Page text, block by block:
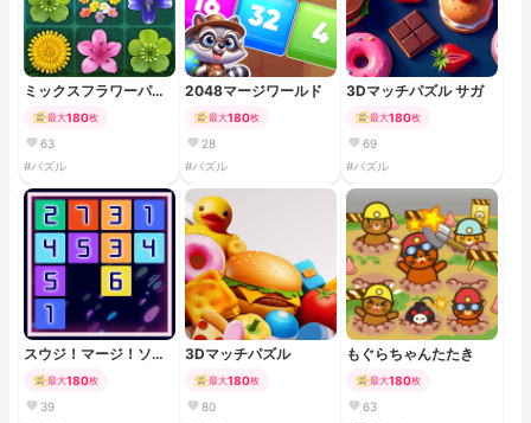
ミックスフラワーパズ
ル
最大180枚
63
#パズル
2048マージワールド
最大180枚
28
#パズル
3Dマッチパズル サガ
最大180枚
69
#パズル
スウジ！マージ！ソー
星人最大180枚
39
3Dマッチパズル
最大180枚
80
もぐらちゃんたたき
最大180枚
63